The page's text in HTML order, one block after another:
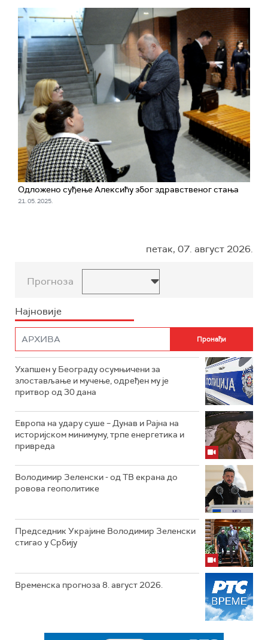
Одложено суђење Алексићу због здравственог стања
21. 05. 2025.
петак, 07. август 2026.
Прогноза
Најновије
Ухапшен у Београду осумњичени за
злостављање и мучење, одређен му је
притвор од 30 дана
Европа на удару суше – Дунав и Рајна на
историјском минимуму, трпе енергетика и
привреда
Володимир Зеленски - од ТВ екрана до
ровова геополитике
Председник Украјине Володимир Зеленски
стигао у Србију
Временска прогноза 8. август 2026.